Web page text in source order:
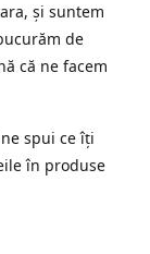
și suntem
de
că ne facem
spui ce îți
în produse